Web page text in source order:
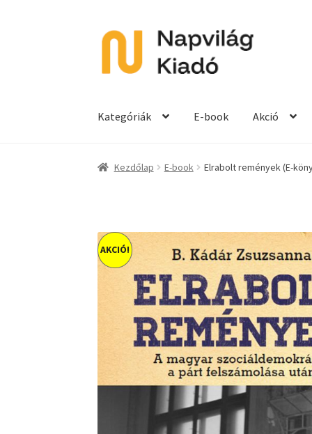
Ugrás
navigációhoz
Kilépés
tartalomba
Kategóriák E-book Akció
Kezdőlap E-book Elrabolt remények (E-
AKCIÓ!